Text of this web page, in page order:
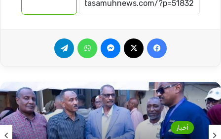
فيسبوك ماسنجر واتساب
أخبار